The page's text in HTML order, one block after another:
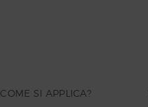
COME SI APPLICA?